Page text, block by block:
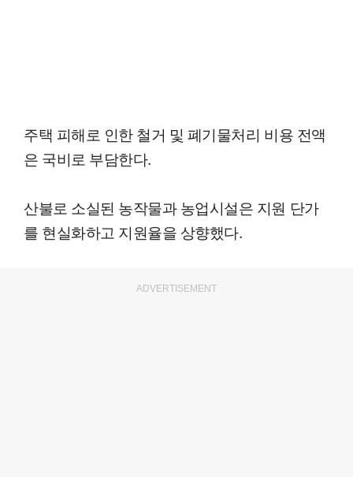
주택 피해로 인한 철거 및 폐기물처리 비용 전액
은 국비로 부담한다.
산불로 소실된 농작물과 농업시설은 지원 단가
를 현실화하고 지원율을 상향했다.
ADVERTISEMENT